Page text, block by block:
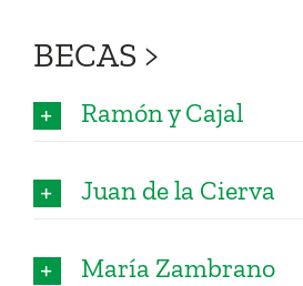
BECAS >
Ramón y Cajal
Juan de la Cierva
María Zambrano